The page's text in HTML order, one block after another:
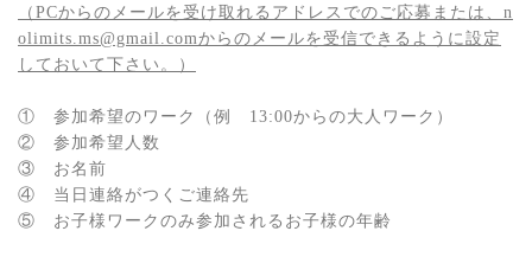
（PCからのメールを受け取れるアドレスでのご応募または、n
olimits.ms@gmail.comからのメールを受信できるように設定
しておいて下さい。）
① 参加希望のワーク（例 13:00からの大人ワーク）
② 参加希望人数
③ お名前
④ 当日連絡がつくご連絡先
⑤ お子様ワークのみ参加されるお子様の年齢